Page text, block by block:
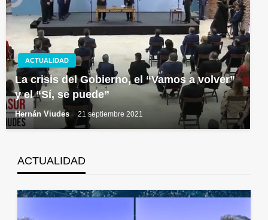
ACTUALIDAD
La crisis del Gobierno, el “Vamos a volver”
y el “Sí, se puede”
Hernán Viudes 21 septiembre 2021
ACTUALIDAD